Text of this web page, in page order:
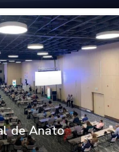
de Anato